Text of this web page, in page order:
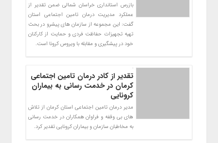
بازرس استانداری خراسان شمالی ضمن تقدیر از
عملکرد مدیریت درمان تامین اجتماعی استان
گفت: این مجموعه از سازمان های پیشرو در بحث
تهیه تجهیزات حفاظت فردی و حمایت از کارکنان
خود در پیشگیری و مقابله با ویروس کرونا است.
تقدیر از کادر درمان تامین اجتماعی
کرمان در خدمت رسانی به بیماران
کرونایی
مدیر درمان تامین اجتماعی استان کرمان از تلاش
های بی وقفه و فراوان همکاران در خدمت رسانی
به مخاطبان سازمان و بیماران کرونایی تقدیر کرد.